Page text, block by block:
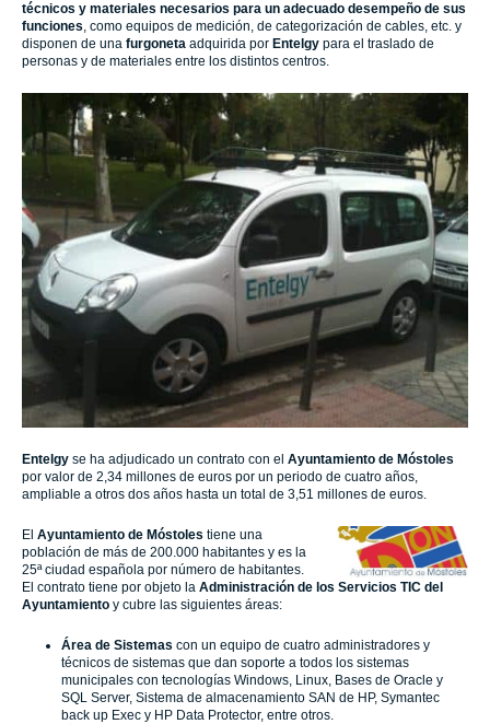
técnicos y materiales necesarios para un adecuado desempeño de sus
funciones, como equipos de medición, de categorización de cables, etc. y
disponen de una furgoneta adquirida por Entelgy para el traslado de
personas y de materiales entre los distintos centros.
Entelgy se ha adjudicado un contrato con el Ayuntamiento de Móstoles
por valor de 2,34 millones de euros por un periodo de cuatro años,
ampliable a otros dos años hasta un total de 3,51 millones de euros.
El Ayuntamiento de Móstoles tiene una
población de más de 200.000 habitantes y es la
25ª ciudad española por número de habitantes.
El contrato tiene por objeto la Administración de los Servicios TIC del
Ayuntamiento y cubre las siguientes áreas:
Área de Sistemas con un equipo de cuatro administradores y
técnicos de sistemas que dan soporte a todos los sistemas
municipales con tecnologías Windows, Linux, Bases de Oracle y
SQL Server, Sistema de almacenamiento SAN de HP, Symantec
back up Exec y HP Data Protector, entre otros.